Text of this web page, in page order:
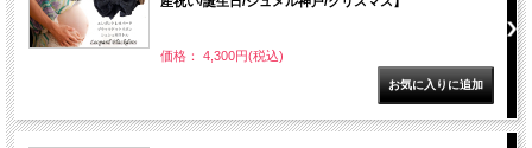
価格： 4,300円(税込)